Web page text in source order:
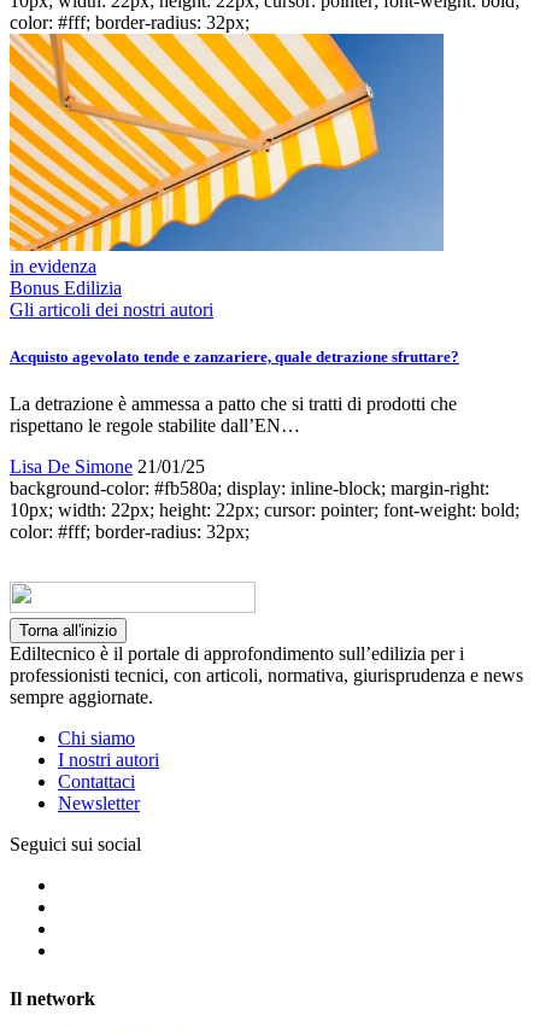
color: #fff; border-radius: 32px;
in evidenza
Bonus Edilizia
Gli articoli dei nostri autori
Acquisto agevolato tende e zanzariere, quale detrazione sfruttare?
La detrazione è ammessa a patto che si tratti di prodotti che
rispettano le regole stabilite dall’EN…
Lisa De Simone 21/01/25
background-color: #fb580a; display: inline-block; margin-right:
10px; width: 22px; height: 22px; cursor: pointer; font-weight: bold;
color: #fff; border-radius: 32px;
Torna all'inizio
Ediltecnico è il portale di approfondimento sull’edilizia per i
professionisti tecnici, con articoli, normativa, giurisprudenza e news
sempre aggiornate.
Chi siamo
I nostri autori
Contattaci
Newsletter
Seguici sui social
Il network